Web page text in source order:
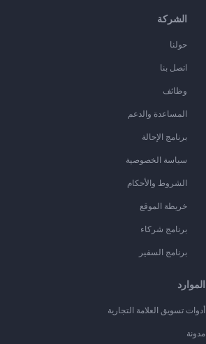
الشركة
حولنا
اتصل بنا
وظائف
المساعدة والدعم
برنامج الإحالة
سياسة الخصوصية
الشروط والأحكام
خريطة الموقع
برنامج شركاء
برنامج السفير
الموارد
أدوات تسويق العلامة التجارية
مدونة